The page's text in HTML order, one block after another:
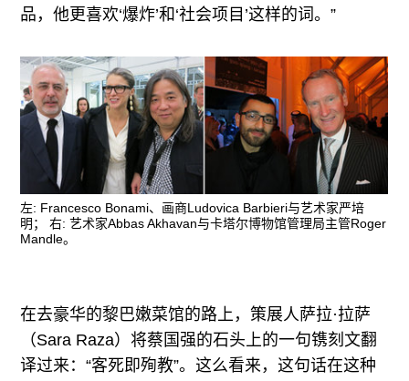
品，他更喜欢‘爆炸’和‘社会项目’这样的词。”
左: Francesco Bonami、画商Ludovica Barbieri与艺术家严培
明； 右: 艺术家Abbas Akhavan与卡塔尔博物馆管理局主管Roger
Mandle。
在去豪华的黎巴嫩菜馆的路上，策展人萨拉·拉萨
（Sara Raza）将蔡国强的石头上的一句镌刻文翻
译过来：“客死即殉教”。这么看来，这句话在这种